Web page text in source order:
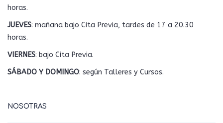
horas.
JUEVES: mañana bajo Cita Previa, tardes de 17 a 20.30
horas.
VIERNES: bajo Cita Previa.
SÁBADO Y DOMINGO: según Talleres y Cursos.
NOSOTRAS